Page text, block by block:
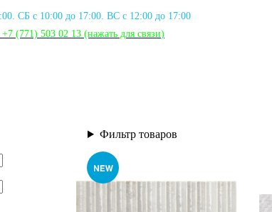
СБ с 10:00 до 17:00. ВС с 12:00 до 17:00
+7 (771) 503 02 13 (нажать для связи)
Фильтр товаров